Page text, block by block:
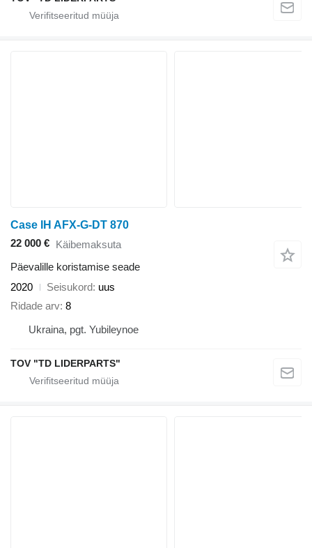
Case IH AFX-G-DT 870
22 000 € Käibemaksuta
Päevalille koristamise seade
2020
Seisukord uus
Ridade arv 8
Ukraina, pgt. Yubileynoe
TOV "TD LIDERPARTS"